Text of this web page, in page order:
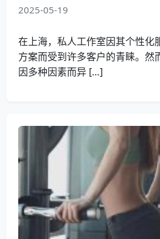
2025-05-19
在上海，私人工作室因其个性化
方案而受到许多客户的青睐。然
因多种因素而异 […]